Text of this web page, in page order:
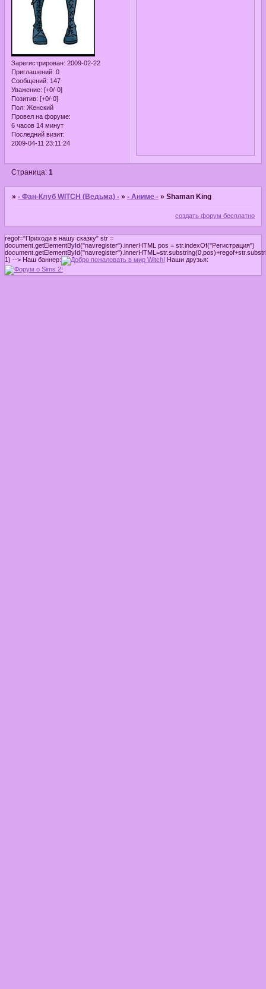
Зарегистрирован: 2009-02-22
Приглашений: 0
Сообщений: 147
Уважение: [+0/-0]
Позитив: [+0/-0]
Пол: Женский
Провел на форуме:
6 часов 14 минут
Последний визит:
2009-04-11 23:11:24
Страница: 1
» - Фан-Клуб WITCH (Ведьма) - » - Аниме - » Shaman King
создать форум бесплатно
regof="Приходи в нашу сказку" str =
document.getElementById("navregister").innerHTML pos = str.indexOf("Регистрация")
1) --> Наш баннер: Наши друзья: